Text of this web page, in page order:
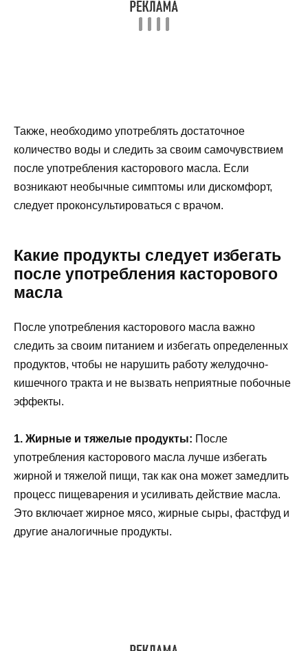
Также, необходимо употреблять достаточное
количество воды и следить за своим самочувствием
после употребления касторового масла. Если
возникают необычные симптомы или дискомфорт,
следует проконсультироваться с врачом.
Какие продукты следует избегать
после употребления касторового
масла
После употребления касторового масла важно
следить за своим питанием и избегать определенных
продуктов, чтобы не нарушить работу желудочно-
кишечного тракта и не вызвать неприятные побочные
эффекты.
1. Жирные и тяжелые продукты: После
употребления касторового масла лучше избегать
жирной и тяжелой пищи, так как она может замедлить
процесс пищеварения и усиливать действие масла.
Это включает жирное мясо, жирные сыры, фастфуд и
другие аналогичные продукты.